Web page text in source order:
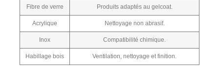
Fibre de verre Produits adaptés au gelcoat.
Acrylique Nettoyage non abrasif.
Inox Compatibilité chimique.
Habillage bois Ventilation, nettoyage et finition.